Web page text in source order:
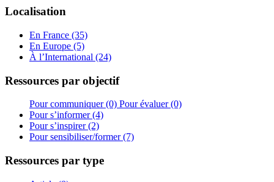
Localisation
En France (35)
En Europe (5)
À l’International (24)
Ressources par objectif
Pour communiquer (0) Pour évaluer (0)
Pour s’informer (4)
Pour s’inspirer (2)
Pour sensibiliser/former (7)
Ressources par type